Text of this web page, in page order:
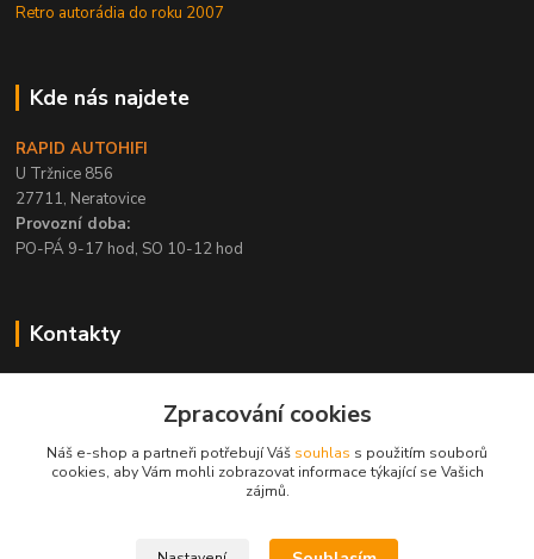
Retro autorádia do roku 2007
Kde nás najdete
RAPID AUTOHIFI
U Tržnice 856
27711, Neratovice
Provozní doba:
PO-PÁ 9-17 hod, SO 10-12 hod
Kontakty
PO-PÁ / 9-17 hod, SO 10-12 hod
info@rapid-autohifi.com
Zpracování cookies
Náš e-shop a partneři potřebují Váš souhlas s použitím souborů
cookies, aby Vám mohli zobrazovat informace týkající se Vašich
zájmů.